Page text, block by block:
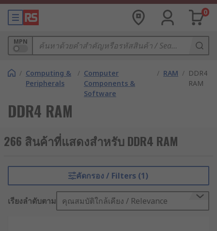
0
MPN
/ Computing &
Peripherals
/ Computer
Components &
Software
/ RAM / DDR4
RAM
DDR4 RAM
266 สินค้าที่แสดงสำหรับ DDR4 RAM
คัดกรอง / Filters (1)
เรียงลำดับตาม คุณสมบัติใกล้เคียง / Relevance